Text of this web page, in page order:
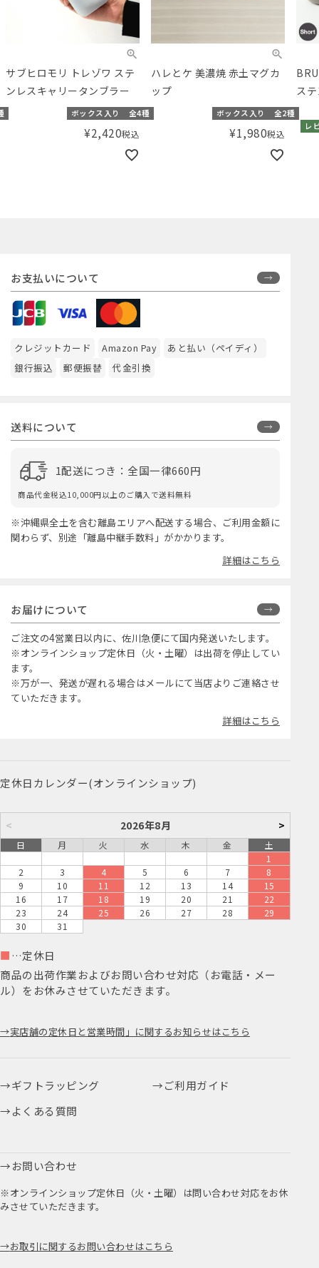
ハレとケ 美濃焼 赤土マグカ
ップ
ボックス入り 全2種
¥1,980税込
BRUNO（ブルーノ） 蓋つき
ステンレスマグ short
ボックス入り
税込
ル
グ
お支払いについて
クレジットカード Amazon Pay
あと払い（ペイディ）
銀行振込
郵便振替 代金引換
送料について
1配送につき：全国一律660円
商品代金税込10,000円以上のご購入で送料無料
※沖縄県全土を含む離島エリアへ配送する場合、ご利用金額に
関わらず、別途「離島中継手数料」がかかります。
詳細はこちら
お届けについて
ご注文の4営業日以内に、佐川急便にて国内発送いたします。
※オンラインショップ定休日（火・土曜）は出荷を停止してい
ます。
※万が一、発送が遅れる場合はメールにて当店よりご連絡させ
ていただきます。
詳細はこちら
定休日カレンダー(オンラインショップ)
< 2026年8月 >
日 月 火 水 木 金
土
1
2
3 4 5 6 7
8
9
10 11 12 13 14
15
16
17 18 19 20 21
22
23
24 25 26 27 28
29
30
31
■ …定休日
商品の出荷作業およびお問い合わせ対応（お電話・メー
ル）をお休みさせていただきます。
実店舗の定休日と営業時間」に関するお知らせはこちら
ギフトラッピング
ご利用ガイド
よくある質問
お問い合わせ
※オンラインショップ定休日（火・土曜）は問い合わせ対応をお休
みさせていただきます。
お取引に関するお問い合わせはこちら